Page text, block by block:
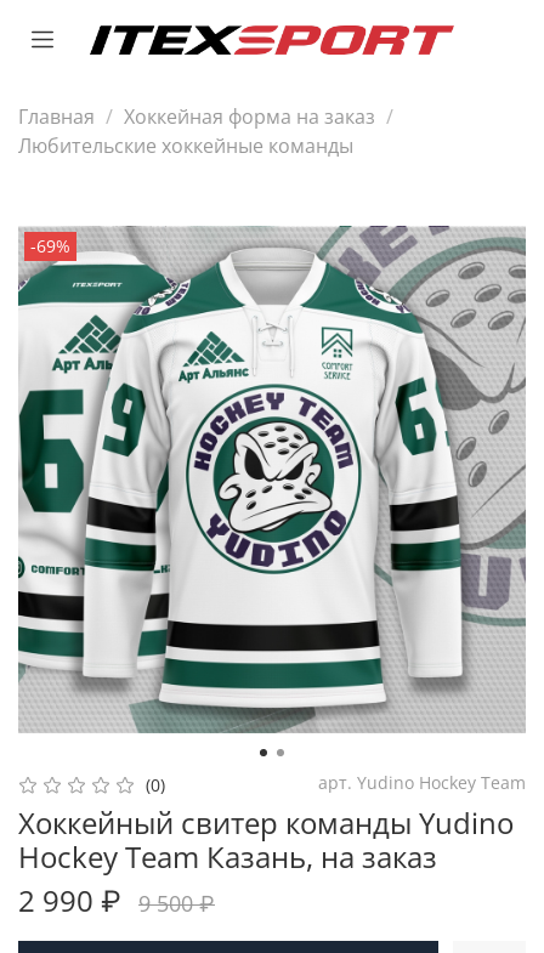
Главная
Хоккейная форма на заказ
Любительские хоккейные команды
-69%
(0) арт. Yudino Hockey Team
Хоккейный свитер команды Yudino
Hockey Team Казань, на заказ
2 990 ₽
9 500 ₽